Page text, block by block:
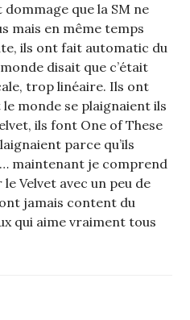
que la SM ne
mais en même temps
ils ont fait automatic du
disait que c’était
trop linéaire. Ils ont
monde se plaignaient ils
ils font One of These
parce qu’ils
maintenant je comprend
Velvet avec un peu de
jamais content du
qui aime vraiment tous